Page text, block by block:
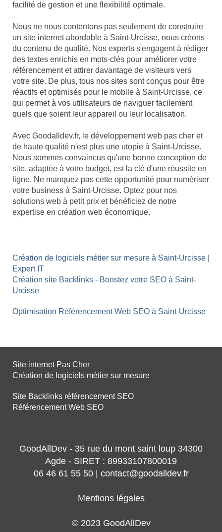
facilité de gestion et une flexibilité optimale.
Nous ne nous contentons pas seulement de construire
un site internet abordable à Saint-Urcisse, nous créons
du contenu de qualité. Nos experts s'engagent à rédiger
des textes enrichis en mots-clés pour améliorer votre
référencement et attirer davantage de visiteurs vers
votre site. De plus, tous nos sites sont conçus pour être
réactifs et optimisés pour le mobile à Saint-Urcisse, ce
qui permet à vos utilisateurs de naviguer facilement
quels que soient leur appareil ou leur localisation.
Avec Goodalldev.fr, le développement web pas cher et
de haute qualité n'est plus une utopie à Saint-Urcisse.
Nous sommes convaincus qu'une bonne conception de
site, adaptée à votre budget, est la clé d'une réussite en
ligne. Ne manquez pas cette opportunité pour numériser
votre business à Saint-Urcisse. Optez pour nos
solutions web à petit prix et bénéficiez de notre
expertise en création web économique.
Création de logiciels métier sur mesure à Saint-Urcisse |
Expert IT
Création site Backlinks - Boostez votre SEO à Saint-
Urcisse
Optimisation Référencement Web SEO à Saint-Urcisse
Site internet Pas Cher
Création de logiciels métier sur mesure
Site Backlinks référencement SEO
Référencement Web SEO
GoodAllDev - 35 rue du mont saint loup 34300
Agde - SIRET : 89933107800019
06 46 61 55 50 | contact@goodalldev.fr
Mentions légales
© 2023 GoodAllDev